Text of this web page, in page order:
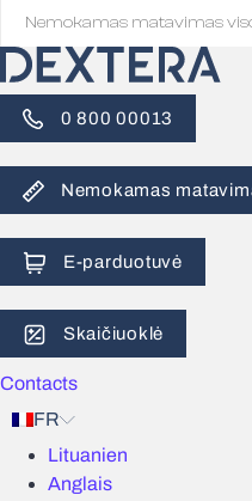
Nemokamas matavimas
0 800 00013
Nemokamas
E-parduotuvė
Skaičiuoklė
Contacts
FR
Lituanien
Anglais